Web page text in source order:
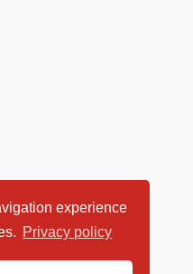
experience
Privacy policy